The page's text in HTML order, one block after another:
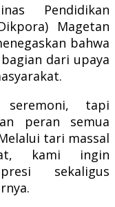
Pendidikan
Magetan
bahwa
dari upaya
seremoni, tapi
peran semua
tari massal
kami ingin
sekaligus